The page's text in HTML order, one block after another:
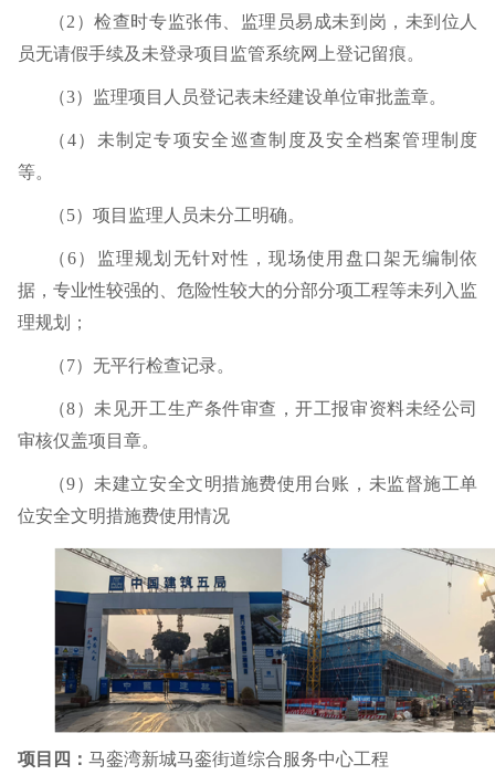
（2 ）检查时专监张伟、监理员易成未到岗，未到位人
员无请假手续及未登录项目监管系统网上登记留痕。
（3）监理项目人员登记表未经建设单位审批盖章。
（4）未制定专项安全巡查制度及安全档案管理制度
等。
（5）项目监理人员未分工明确。
（6）监理规划无针对性，现场使用盘口架无编制依
据，专业性较强的、危险性较大的分部分项工程等未列入监
理规划；
（7）无平行检查记录。
（8）未见开工生产条件审查，开工报审资料未经公司
审核仅盖项目章。
（9）未建立安全文明措施费使用台账，未监督施工单
位安全文明措施费使用情况
项目四： 马銮湾新城马銮街道综合服务中心工程